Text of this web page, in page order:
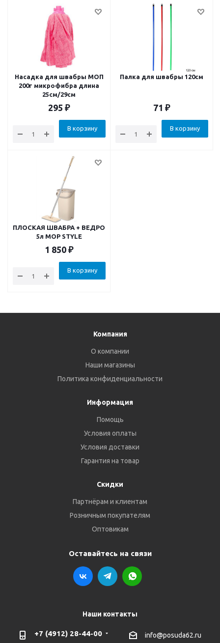
Насадка для швабры МОП
200г микрофибра длина
25см/29см
295 ₽
В корзину
Палка для швабры 120см
71 ₽
В корзину
ПЛОСКАЯ ШВАБРА + ВЕДРО
5л MOP STYLE
1 850 ₽
В корзину
Компания
О компании
Наши магазины
Политика конфиденциальности
Информация
Помощь
Условия оплаты
Условия доставки
Гарантия на товар
Скидки
Партнёрам и клиентам
Розничным покупателям
Оптовикам
Оставайтесь на связи
Наши контакты
+7 (4912) 28-44-00 info@posuda62.ru